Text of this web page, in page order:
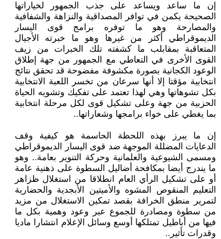
إن ما ساعد ويساعد على جذب الجمهور لخياراتها
الصحيحة يكمن في توافر المصداقية والنزاهة والشفافية
والمصارحة وهو ما توفره برامج قوى اليسار
الديموقراطي أكثر من غيرها وهو ما خبرته الأجيال
المتعاقبة بمقابلب ما كشفته تلك الخبرات من زيف
القوى الأخرى في التعاطي مع الجمهور من جهة إطلاق
الوعود الكجانية بصورة مكشوفة مفضوحة قد تحقق نتائج
انتخابية مؤقتا إلا أنها سرعان من تخسر اللعبة الانتخابية
بكل تشوهاتها وهي لهذا تعتمد على تفكيك وتشويه الحياة
الحزبية من جهة وعلى تشكيل قوى لكل مرحلة انتخابية
بما يغطي على خواء برامجها وشعاراتها..
إن ما يبرز بهذه اللحظة الحاسمة هو كيفية وقف
الدعايات المضللة الموجهة ضد قوى اليسار الديموقراطي
ومسمى الشيوعية والعلمانية وحركة التنوير بعامة.. وهو
ما يندرج أيضا بمكافحة أضاليل السطوة على ذهنية عامة
أو على تشكيل الرأي العام انطلاقا من استغلال ظزاهر
التعليم المنقوص المشوه والأميتين الأبجدية والحضارية
لتمرير منطق الخرافة بقصد تمكين الاستغلال من مزيد
من سطوة ومصادرة للجموع عبر وعود وهمية بكل ما
فيها من أباطيل تمتلكها أوسع وسائل الإعلام انتشارا ماديا
وقدرات تأثير..